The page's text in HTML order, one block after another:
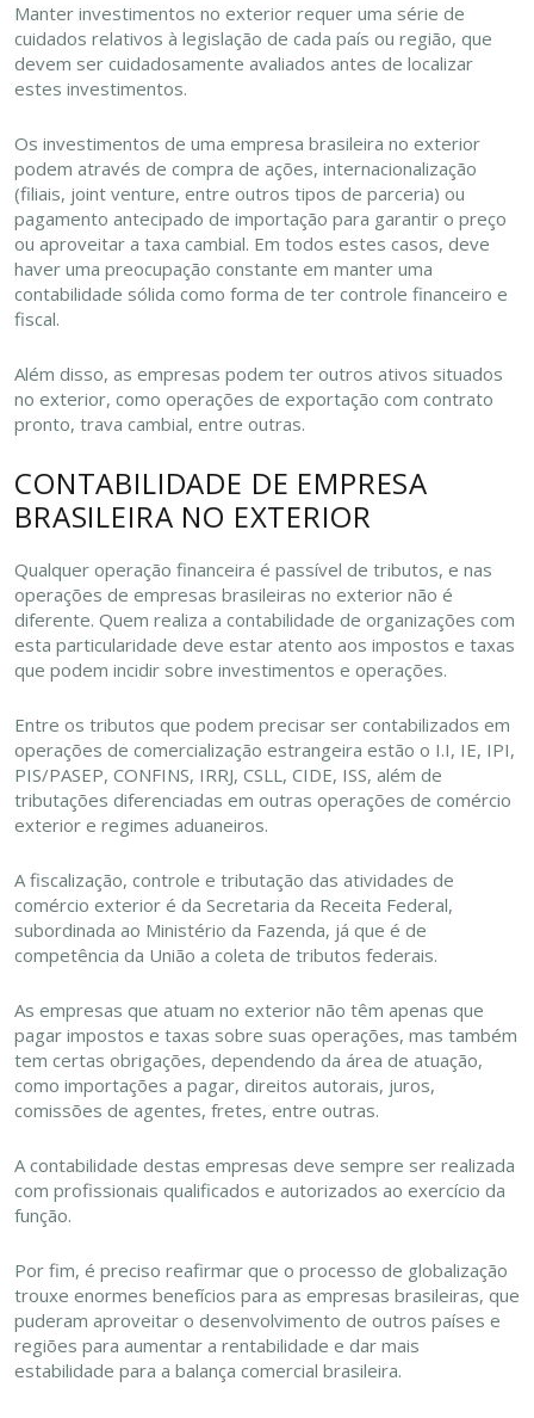
Manter investimentos no exterior requer uma série de
cuidados relativos à legislação de cada país ou região, que
devem ser cuidadosamente avaliados antes de localizar
estes investimentos.
Os investimentos de uma empresa brasileira no exterior
podem através de compra de ações, internacionalização
(filiais, joint venture, entre outros tipos de parceria) ou
pagamento antecipado de importação para garantir o preço
ou aproveitar a taxa cambial. Em todos estes casos, deve
haver uma preocupação constante em manter uma
contabilidade sólida como forma de ter controle financeiro e
fiscal.
Além disso, as empresas podem ter outros ativos situados
no exterior, como operações de exportação com contrato
pronto, trava cambial, entre outras.
CONTABILIDADE DE EMPRESA
BRASILEIRA NO EXTERIOR
Qualquer operação financeira é passível de tributos, e nas
operações de empresas brasileiras no exterior não é
diferente. Quem realiza a contabilidade de organizações com
esta particularidade deve estar atento aos impostos e taxas
que podem incidir sobre investimentos e operações.
Entre os tributos que podem precisar ser contabilizados em
operações de comercialização estrangeira estão o I.I, IE, IPI,
PIS/PASEP, CONFINS, IRRJ, CSLL, CIDE, ISS, além de
tributações diferenciadas em outras operações de comércio
exterior e regimes aduaneiros.
A fiscalização, controle e tributação das atividades de
comércio exterior é da Secretaria da Receita Federal,
subordinada ao Ministério da Fazenda, já que é de
competência da União a coleta de tributos federais.
As empresas que atuam no exterior não têm apenas que
pagar impostos e taxas sobre suas operações, mas também
tem certas obrigações, dependendo da área de atuação,
como importações a pagar, direitos autorais, juros,
comissões de agentes, fretes, entre outras.
A contabilidade destas empresas deve sempre ser realizada
com profissionais qualificados e autorizados ao exercício da
função.
Por fim, é preciso reafirmar que o processo de globalização
trouxe enormes benefícios para as empresas brasileiras, que
puderam aproveitar o desenvolvimento de outros países e
regiões para aumentar a rentabilidade e dar mais
estabilidade para a balança comercial brasileira.